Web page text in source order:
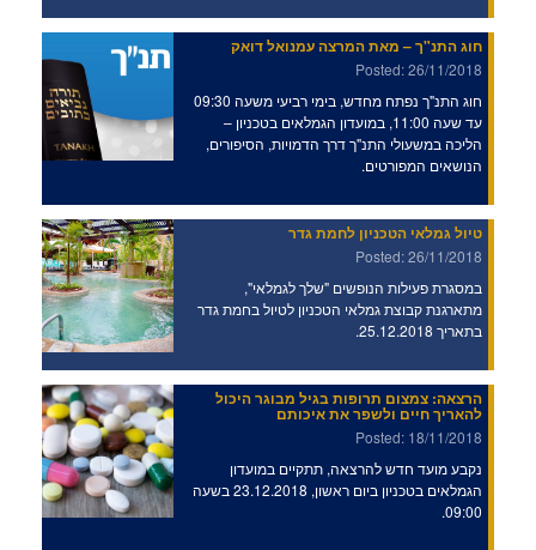
חוג התנ"ך – מאת המרצה עמנואל דואק
Posted: 26/11/2018
חוג התנ"ך נפתח מחדש, בימי רביעי משעה 09:30
עד שעה 11:00, במועדון הגמלאים בטכניון –
הליכה במשעולי התנ"ך דרך הדמויות, הסיפורים,
הנושאים המפורטים.
טיול גמלאי הטכניון לחמת גדר
Posted: 26/11/2018
במסגרת פעילות הנופשים "שלך לגמלאי",
מתארגנת קבוצת גמלאי הטכניון לטיול בחמת גדר
הרצאה: צמצום תרופות בגיל מבוגר היכול
להאריך חיים ולשפר את איכותם
Posted: 18/11/2018
נקבע מועד חדש להרצאה, תתקיים במועדון
הגמלאים בטכניון ביום ראשון, 23.12.2018 בשעה